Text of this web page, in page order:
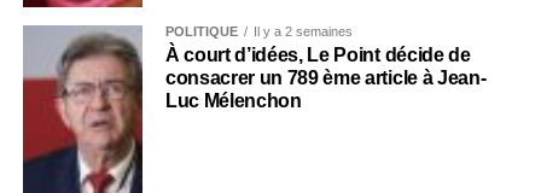
POLITIQUE Il y a 2 semaines
À court d’idées, Le Point décide de
consacrer un 789 ème article à Jean-
Luc Mélenchon